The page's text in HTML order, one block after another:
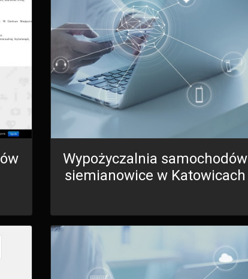
Wypożyczalnia samochodów
siemianowice w Katowicach